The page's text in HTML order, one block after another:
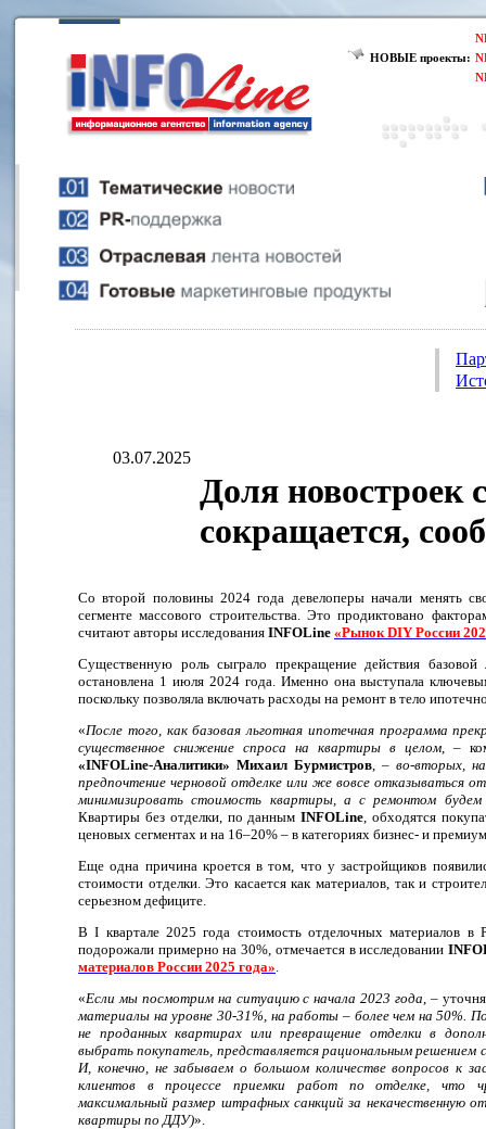
НОВЫЕ проекты:
03.07.2025
Доля новостроек
сокращается,
Со второй половины 2024 года девелоперы начали менять
сегменте массового строительства. Это продиктовано
считают авторы исследования INFOLine «Рынок DIY России
Существенную роль сыграло прекращение действия
остановлена 1 июля 2024 года. Именно она выступала
поскольку позволяла включать расходы на ремонт в тело
«После того, как базовая льготная ипотечная программа
существенное снижение спроса на квартиры в целом, –
«INFOLine-Аналитики» Михаил Бурмистров, – во-вторых,
предпочтение черновой отделке или же вовсе отказываться
минимизировать стоимость квартиры, а с ремонтом будем
Квартиры без отделки, по даннымINFOLine, обходятся
ценовых сегментах и на 16–20% – в категориях бизнес- и
Еще одна причина кроется в том, что у застройщиков
стоимости отделки. Это касается как материалов, так и
серьезном дефиците.
В I квартале 2025 года стоимость отделочных материалов
подорожали примерно на 30%, отмечается в исследовании
материалов России 2025 года».
«Если мы посмотрим на ситуацию с начала 2023 года, –
материалы на уровне 30-31%, на работы – более чем на 50%.
не проданных квартирах или превращение отделки в
выбрать покупатель, представляется рациональным решением
И, конечно, не забываем о большом количестве вопросов к
клиентов в процессе приемки работ по отделке, что
максимальный размер штрафных санкций за некачественную
квартиры по ДДУ)».